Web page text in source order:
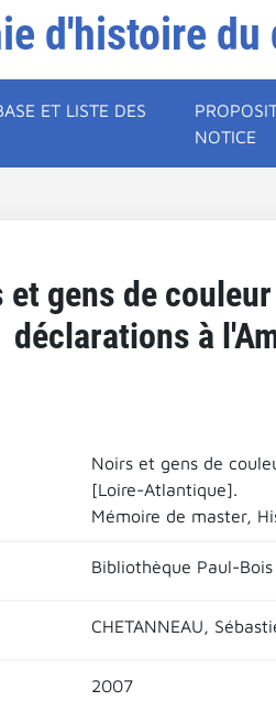
d'histoire
ET LISTE DES
NOTICE
et gens de
déclarations à
Noirs et gens de
[Loire-Atlantique].
Mémoire de master,
Bibliothèque Paul-
CHETANNEAU,
2007